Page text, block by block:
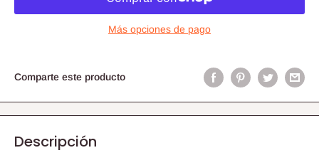
Más opciones de pago
Comparte este producto
Descripción